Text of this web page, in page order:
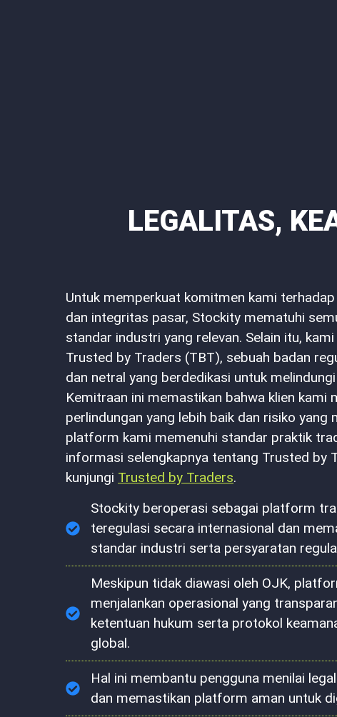
LEGALITAS,
Untuk memperkuat komitmen kami
dan integritas pasar, Stockity mematuhi
standar industri yang relevan. Selain itu,
Trusted by Traders (TBT), sebuah badan
dan netral yang berdedikasi untuk
Kemitraan ini memastikan bahwa klien kami
perlindungan yang lebih baik dan risiko yang
platform kami memenuhi standar praktik
informasi selengkapnya tentang Trusted by
kunjungi Trusted by Traders.
Stockity beroperasi sebagai platform
teregulasi secara internasional dan
standar industri serta persyaratan
Meskipun tidak diawasi oleh OJK,
menjalankan operasional yang
ketentuan hukum serta protokol
global.
Hal ini membantu pengguna menilai
dan memastikan platform aman untuk